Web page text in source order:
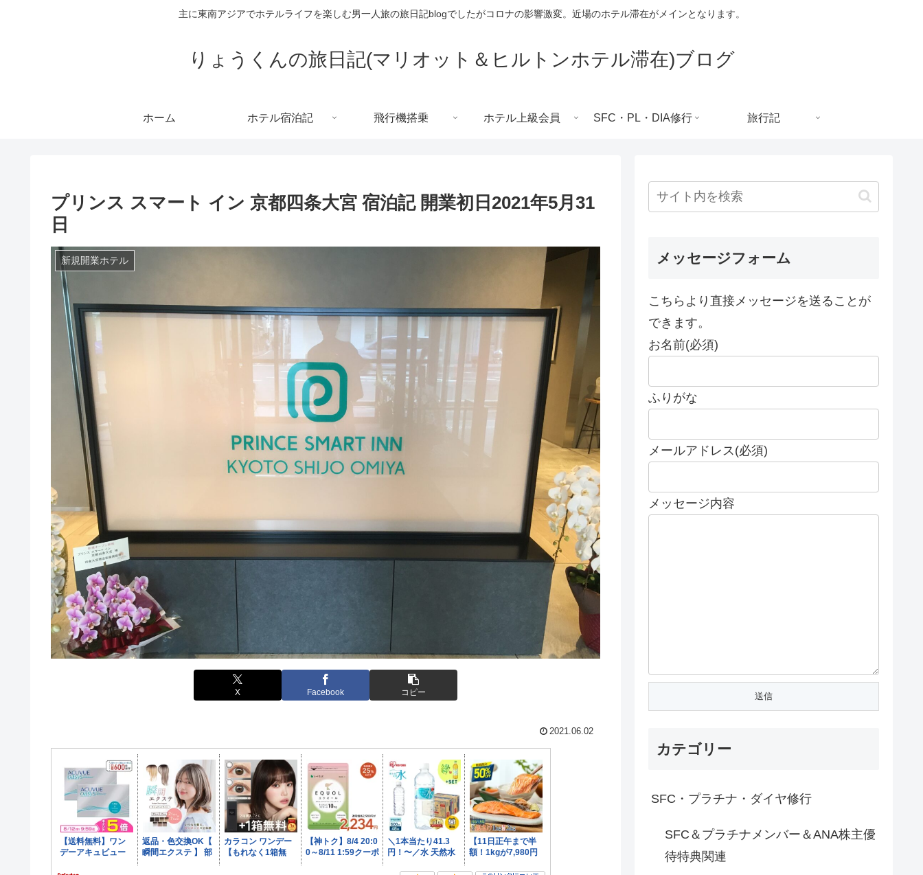
主に東南アジアでホテルライフを楽しむ男一人旅の旅日記blogでしたがコロナの影響激変。近場のホテル滞在がメインとなります。
りょうくんの旅日記(マリオット＆ヒルトンホテル滞在)ブログ
ホーム ホテル宿泊記 飛行機搭乗 ホテル上級会員 SFC・PL・DIA修行 旅行記
プリンス スマート イン 京都四条大宮 宿泊記 開業初日2021年5月31
日
新規開業ホテル
X Facebook コピー
2021.06.02
メッセージフォーム
こちらより直接メッセージを送ることが
できます。
お名前(必須)
ふりがな
メールアドレス(必須)
メッセージ内容
カテゴリー
SFC・プラチナ・ダイヤ修行
SFC＆プラチナメンバー＆ANA株主優
待特典関連